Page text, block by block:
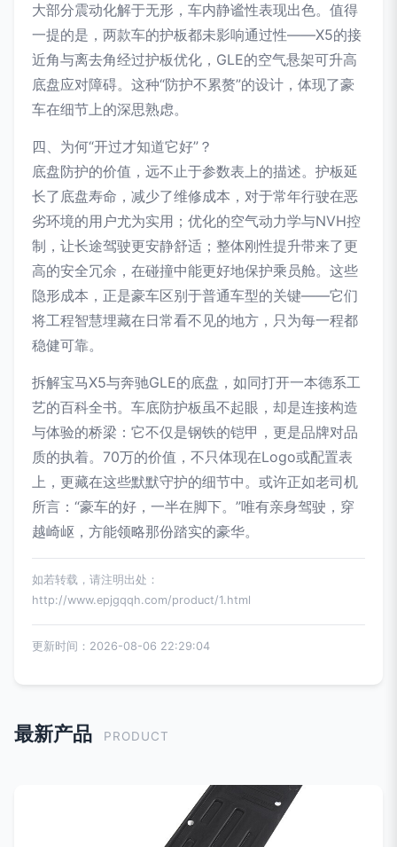
大部分震动化解于无形，车内静谧性表现出色。值得
一提的是，两款车的护板都未影响通过性——X5的接
近角与离去角经过护板优化，GLE的空气悬架可升高
底盘应对障碍。这种“防护不累赘”的设计，体现了豪
车在细节上的深思熟虑。
四、为何“开过才知道它好”？
底盘防护的价值，远不止于参数表上的描述。护板延
长了底盘寿命，减少了维修成本，对于常年行驶在恶
劣环境的用户尤为实用；优化的空气动力学与NVH控
制，让长途驾驶更安静舒适；整体刚性提升带来了更
高的安全冗余，在碰撞中能更好地保护乘员舱。这些
隐形成本，正是豪车区别于普通车型的关键——它们
将工程智慧埋藏在日常看不见的地方，只为每一程都
稳健可靠。
拆解宝马X5与奔驰GLE的底盘，如同打开一本德系工
艺的百科全书。车底防护板虽不起眼，却是连接构造
与体验的桥梁：它不仅是钢铁的铠甲，更是品牌对品
质的执着。70万的价值，不只体现在Logo或配置表
上，更藏在这些默默守护的细节中。或许正如老司机
所言：“豪车的好，一半在脚下。”唯有亲身驾驶，穿
越崎岖，方能领略那份踏实的豪华。
如若转载，请注明出处：
http://www.epjgqqh.com/product/1.html
更新时间：2026-08-06 22:29:04
最新产品 PRODUCT